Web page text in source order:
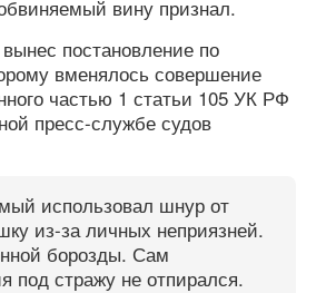
вину признал.
постановление по
вменялось совершение
частью 1 статьи 105 УК РФ
пресс-службе судов
использовал шнур от
из-за личных неприязней.
борозды. Сам
под стражу не отпирался.